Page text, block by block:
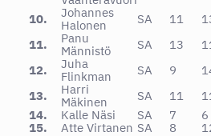
10.
Johannes
Halonen
SA 11
11.
Panu
Männistö
SA 13
12.
Juha
Flinkman
SA 9
13.
Harri
Mäkinen
SA 11
14.
Kalle Näsi SA 7 6
15.
Atte Virtanen SA 8